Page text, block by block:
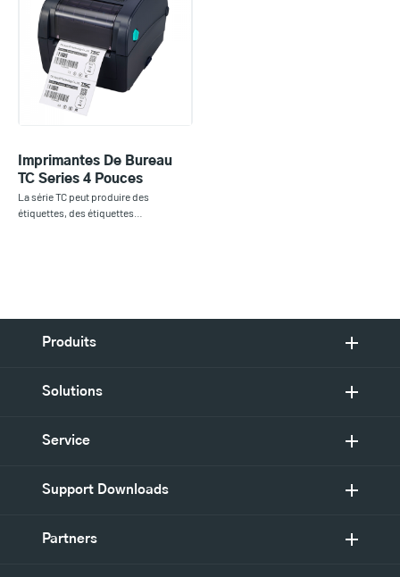
Imprimantes De Bureau
TC Series 4 Pouces
La série TC peut produire des
étiquettes, des étiquettes…
Produits
Solutions
Service
Support Downloads
Partners